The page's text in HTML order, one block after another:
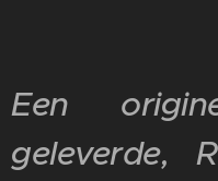
Een
geleverde,